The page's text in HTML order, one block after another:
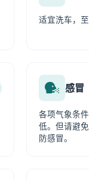
适宜洗车，
感冒
各项气象条
低。但请避
防感冒。